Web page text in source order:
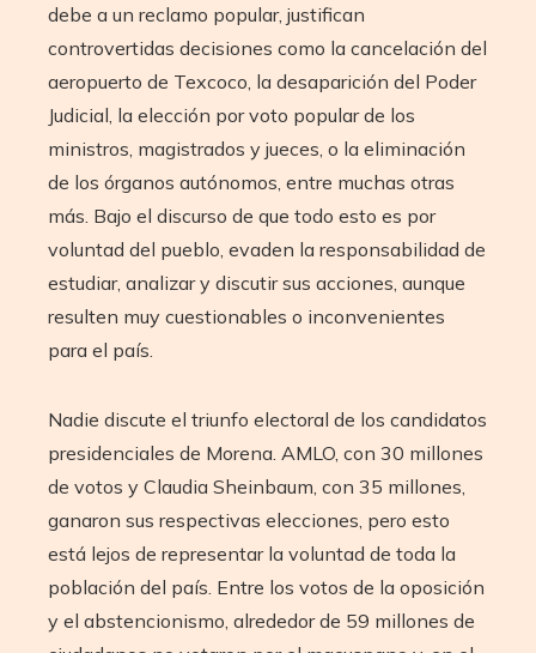
debe a un reclamo popular, justifican
controvertidas decisiones como la cancelación del
aeropuerto de Texcoco, la desaparición del Poder
Judicial, la elección por voto popular de los
ministros, magistrados y jueces, o la eliminación
de los órganos autónomos, entre muchas otras
más. Bajo el discurso de que todo esto es por
voluntad del pueblo, evaden la responsabilidad de
estudiar, analizar y discutir sus acciones, aunque
resulten muy cuestionables o inconvenientes
para el país.
Nadie discute el triunfo electoral de los candidatos
presidenciales de Morena. AMLO, con 30 millones
de votos y Claudia Sheinbaum, con 35 millones,
ganaron sus respectivas elecciones, pero esto
está lejos de representar la voluntad de toda la
población del país. Entre los votos de la oposición
y el abstencionismo, alrededor de 59 millones de